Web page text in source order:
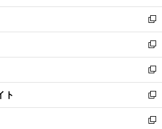
開
く
ウ
で
開
く
ン
ド
ウ
で
開
く
ウ
ィ
ン
ド
ウ
で
開
く
新
し
い
ウ
ィ
ン
ド
ウ
で
新
し
い
ウ
ィ
ン
ド
新
し
い
ウ
ィ
ト
新
し
い
新